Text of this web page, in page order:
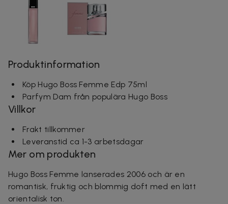
Produktinformation
Köp Hugo Boss Femme Edp 75ml
Parfym Dam från populära Hugo Boss
Villkor
Frakt tillkommer
Leveranstid ca 1-3 arbetsdagar
Mer om produkten
Hugo Boss Femme lanserades 2006 och är en
romantisk, fruktig och blommig doft med en lätt
orientalisk ton.